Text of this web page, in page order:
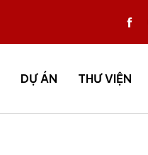
DỰ ÁN THƯ VIỆN